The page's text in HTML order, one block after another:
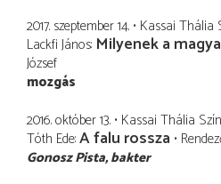
2017. szeptember 14. Kassai Thália
Lackfi János Milyenek a
József
mozgás
2016. október 13. Kassai Thália
Tóth Ede A falu rossza
Gonosz Pista bakter